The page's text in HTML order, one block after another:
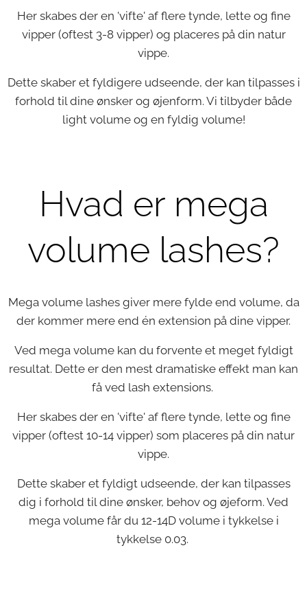
Her skabes der en 'vifte' af flere tynde, lette og fine
vipper (oftest 3-8 vipper) og placeres på din natur
vippe.
Dette skaber et fyldigere udseende, der kan tilpasses i
forhold til dine ønsker og øjenform. Vi tilbyder både
light volume og en fyldig volume!
Hvad er mega
volume lashes?
Mega volume lashes giver mere fylde end volume, da
der kommer mere end én extension på dine vipper.
Ved mega volume kan du forvente et meget fyldigt
resultat. Dette er den mest dramatiske effekt man kan
få ved lash extensions.
Her skabes der en 'vifte' af flere tynde, lette og fine
vipper (oftest 10-14 vipper) som placeres på din natur
vippe.
Dette skaber et fyldigt udseende, der kan tilpasses
dig i forhold til dine ønsker, behov og øjeform. Ved
mega volume får du 12-14D volume i tykkelse i
tykkelse 0.03.